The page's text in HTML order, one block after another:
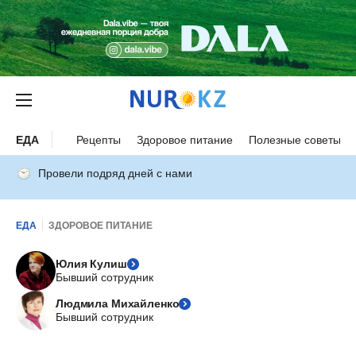
ЕДА Рецепты Здоровое питание Полезные советы
Провели подряд дней с нами
ЕДА ЗДОРОВОЕ ПИТАНИЕ
Юлия Кулиш
Бывший сотрудник
Людмила Михайленко
Бывший сотрудник